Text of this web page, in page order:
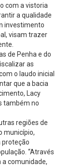
com a vistoria
a qualidade
investimento
visam trazer
de Penha e do
as
o laudo inicial
que a bacia
Lacy
também no
regiões de
município,
proteção
“Através
a comunidade,